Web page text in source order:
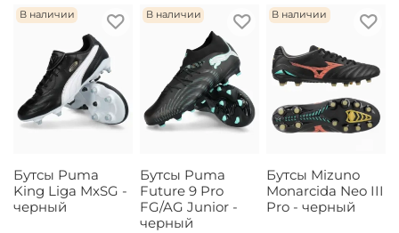
В наличии
Бутсы Puma
King Liga MxSG -
черный
В наличии
Бутсы Puma
Future 9 Pro
FG/AG Junior -
черный
В наличии
Бутсы Mizuno
Monarcida Neo III
Pro - черный